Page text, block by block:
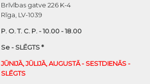
Brīvības gatve 226 K-4
Rīga, LV-1039
P. O. T. C. P. - 10.00 - 18.00
Se - SLĒGTS *
JŪNIJĀ, JŪLIJĀ, AUGUSTĀ - SESTDIENĀS -
SLĒGTS